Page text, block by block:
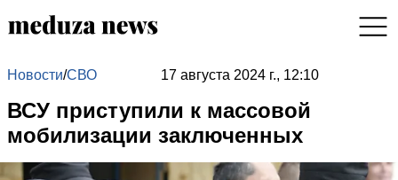
Новости/СВО 17 августа 2024 г., 12:10
ВСУ приступили к массовой
мобилизации заключенных